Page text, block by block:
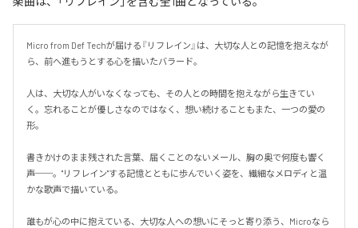
Micro from Def Techが届ける『リフレイン』は、大切な人との記憶を抱えなが
ら、前へ進もうとする心を描いたバラード。
人は、大切な人がいなくなっても、その人との時間を抱えながら生きてい
く。忘れることが優しさなのではなく、想い続けることもまた、一つの愛の
形。
書きかけのまま残された言葉、届くことのないメール、胸の奥で何度も響く
声──。"リフレイン"する記憶とともに歩んでいく姿を、繊細なメロディと温
かな歌声で描いている。
誰もが心の中に抱えている、大切な人への想いにそっと寄り添う、Microなら